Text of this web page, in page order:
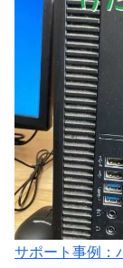
サポート事例：